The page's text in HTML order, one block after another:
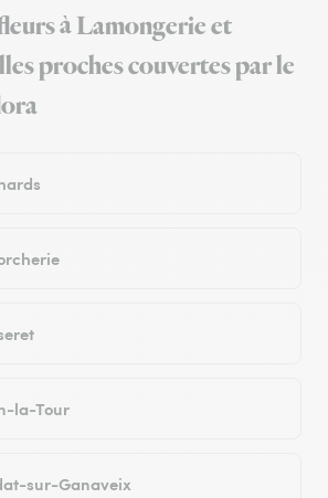
à Lamongerie et
proches couvertes par le
la-Tour
sur-Ganaveix